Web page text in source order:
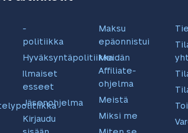
-
politiikka
Hyväksyntäpolitiikka
Ilmaiset
esseet
Jäsenohjelma
Kirjaudu
Maksu
epäonnistui
Meidän
Affiliate-
ohjelma
Meistä
Miksi me